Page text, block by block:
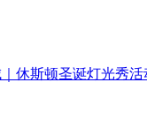
休斯顿圣诞灯光秀活